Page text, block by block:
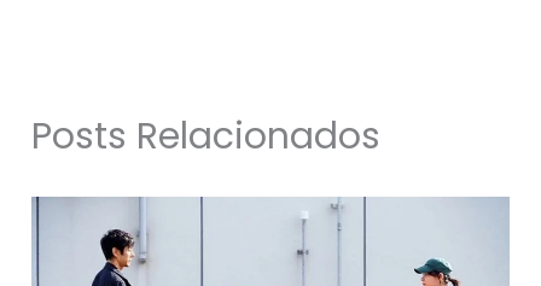
Posts Relacionados